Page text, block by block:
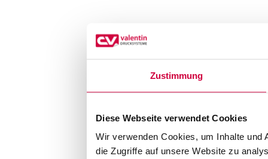
Zustimmung
Diese Webseite verwendet Cookies
Wir verwenden Cookies, um Inhalte und
die Zugriffe auf unsere Website zu